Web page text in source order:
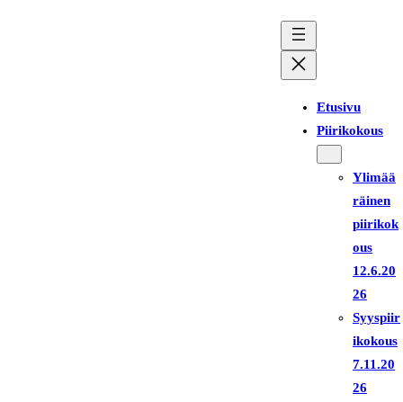
Etusivu
Piirikokous
Ylimää
räinen
piirikok
ous
12.6.20
26
Syyspiir
ikokous
7.11.20
26